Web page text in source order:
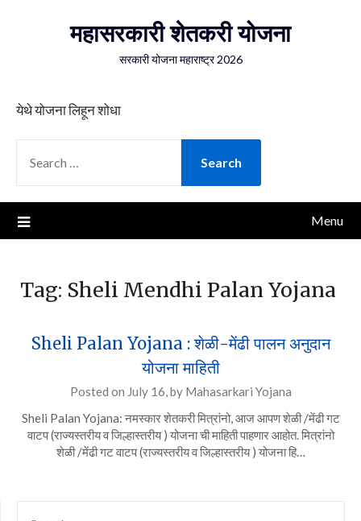
महासरकारी शेतकरी योजना
सरकारी योजना महाराष्ट्र 2026
येथे योजना लिहून शोधा
FOR:
Menu
Tag: Sheli Mendhi Palan Yojana
Sheli Palan Yojana : शेळी-मेंढी पालन अनुदान
योजना माहिती
Posted on July 16,by Mahasarkari Yojana
Sheli Palan Yojana: नमस्कार शेतकरी मित्रांनो, आज आपण शेळी /मेंढी गट
वाटप (राज्यस्तरीय व जिल्हास्तरीय ) योजना ची माहिती पाहणार आहोत. मित्रांनो
शेळी /मेंढी गट वाटप (राज्यस्तरीय व जिल्हास्तरीय ) योजना हि…